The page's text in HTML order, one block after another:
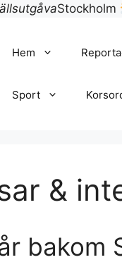
Stockholm
Hem
Sport
&
bakom